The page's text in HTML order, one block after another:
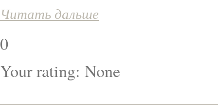
Читать дальше
0
Your rating: None